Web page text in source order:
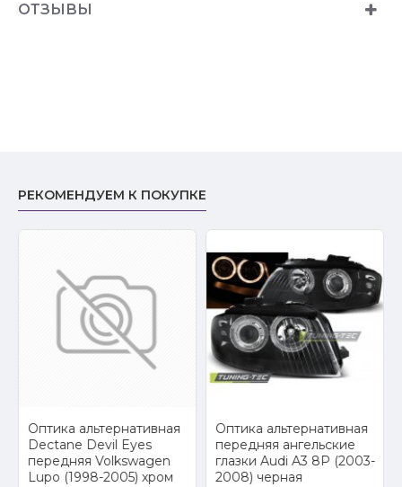
ОТЗЫВЫ
РЕКОМЕНДУЕМ К ПОКУПКЕ
Оптика альтернативная
Dectane Devil Eyes
передняя Volkswagen
Lupo (1998-2005) хром
Оптика альтернативная
передняя ангельские
глазки Audi A3 8P (2003-
2008) черная